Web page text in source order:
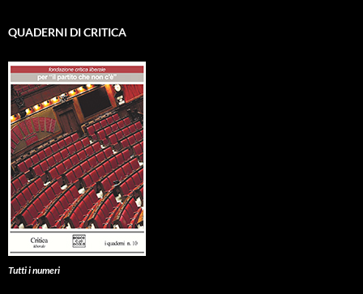
QUADERNI DI CRITICA
Tutti i numeri